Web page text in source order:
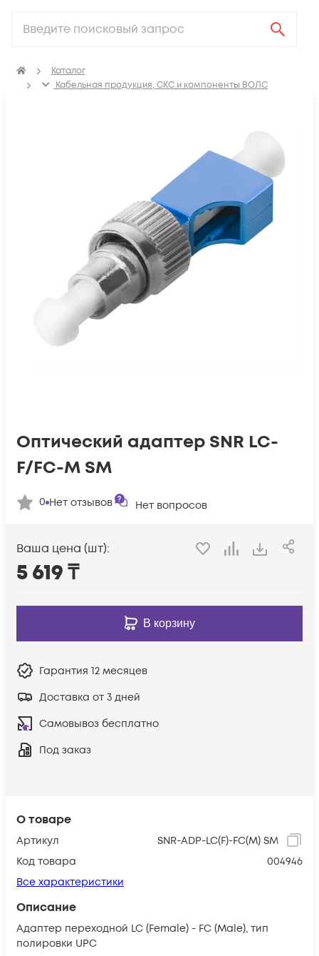
Каталог
Кабельная продукция, СКС и компоненты ВОЛС
О товаре
Артикул
SNR-ADP-LC(F)-FC(M) SM
Код товара
004946
Все характеристики
Описание
Адаптер переходной LC (Female) - FC (Male), тип
полировки UPC
Оптический адаптер SNR LC-
F/FC-M SM
0 Нет отзывов Нет вопросов
Ваша цена (шт):
5 619₸
В корзину
Гарантия 12 месяцев
Доставка от 3 дней
Самовывоз бесплатно
Под заказ